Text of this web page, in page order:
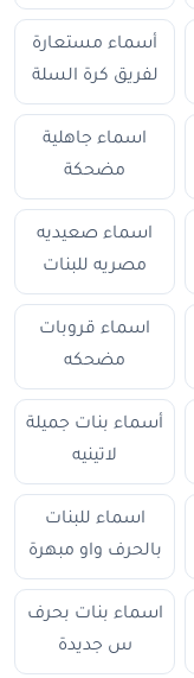
أسماء مستعارة
لفريق كرة السلة
اسماء جاهلية
مضحكة
اسماء صعيديه
مصريه للبنات
اسماء قروبات
مضحكه
أسماء بنات جميلة
لاتينيه
اسماء للبنات
بالحرف واو مبهرة
اسماء بنات بحرف
س جديدة